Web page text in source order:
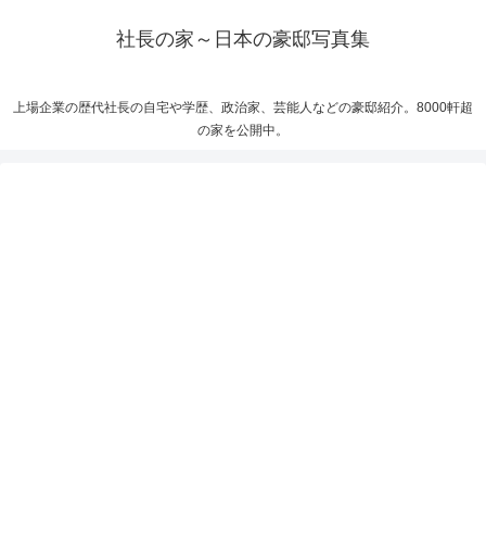
社長の家～日本の豪邸写真集
上場企業の歴代社長の自宅や学歴、政治家、芸能人などの豪邸紹介。8000軒超
の家を公開中。